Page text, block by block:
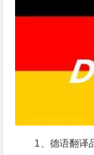
1、德语翻译